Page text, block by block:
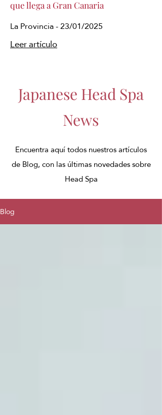
que llega a Gran Canaria
La Provincia - 23/01/2025
Leer artículo
Japanese Head Spa
News
Encuentra aquí todos nuestros artículos
de Blog, con las últimas novedades sobre
Head Spa
Blog